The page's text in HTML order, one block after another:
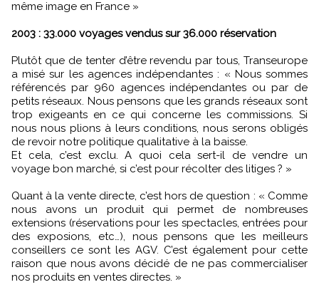
même image en France »
2003 : 33.000 voyages vendus sur 36.000 réservation
Plutôt que de tenter d’être revendu par tous, Transeurope
a misé sur les agences indépendantes : « Nous sommes
référencés par 960 agences indépendantes ou par de
petits réseaux. Nous pensons que les grands réseaux sont
trop exigeants en ce qui concerne les commissions. Si
nous nous plions à leurs conditions, nous serons obligés
de revoir notre politique qualitative à la baisse.
Et cela, c’est exclu. A quoi cela sert-il de vendre un
voyage bon marché, si c’est pour récolter des litiges ? »
Quant à la vente directe, c’est hors de question : « Comme
nous avons un produit qui permet de nombreuses
extensions (réservations pour les spectacles, entrées pour
des exposions, etc…), nous pensons que les meilleurs
conseillers ce sont les AGV. C’est également pour cette
raison que nous avons décidé de ne pas commercialiser
nos produits en ventes directes. »